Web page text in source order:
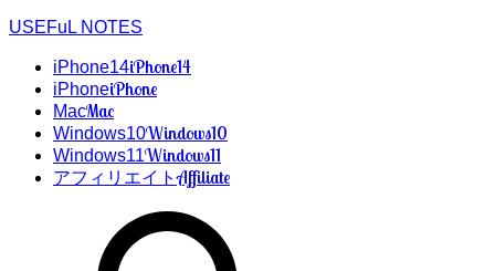
USEFuL NOTES
iPhone14iPhone14
iPhoneiPhone
MacMac
Windows10Windows10
Windows11Windows11
アフィリエイトAffiliate